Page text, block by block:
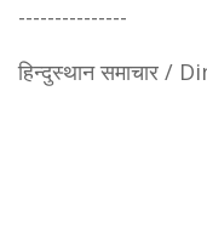
---------------
हिन्दुस्थान समाचार /